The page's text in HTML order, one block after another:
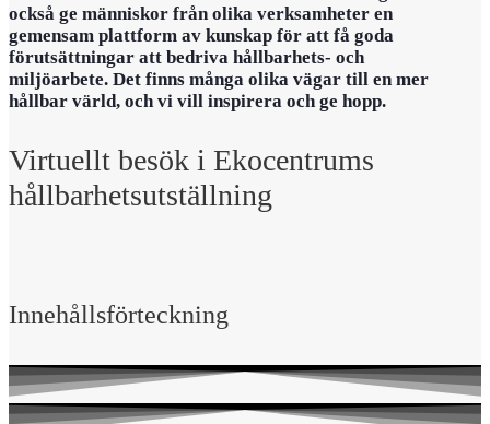
också ge människor från olika verksamheter en
gemensam plattform av kunskap för att få goda
förutsättningar att bedriva hållbarhets- och
miljöarbete. Det finns många olika vägar till en mer
hållbar värld, och vi vill inspirera och ge hopp.
Virtuellt besök i Ekocentrums
hållbarhetsutställning
Innehållsförteckning